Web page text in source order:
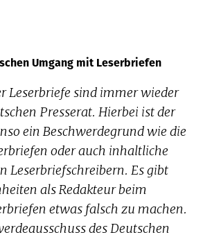
Umgang mit Leserbriefen
Leserbriefe sind immer wieder
Presserat. Hierbei ist der
ein Beschwerdegrund wie die
oder auch inhaltliche
Leserbriefschreibern. Es gibt
als Redakteur beim
etwas falsch zu machen.
des Deutschen